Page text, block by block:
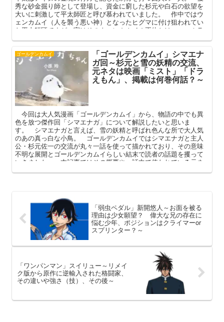
秀な砂金掘り師として登場し、資金に窮した杉元や白石の欲望を
大いに刺激して平太師匠と呼び慕われていました。 作中ではウ
ェンカムイ（人を襲う悪い神）となったヒグマに付け狙われてい
た平太師匠ですが、実はそのウェンカムイの正体とは…… ホラ
す。
ゴールデンカムイ 「ゴールデンカムイ」シマエナ
ガ回～杉元と雪の妖精の交流、
元ネタは映画「ミスト」「ドラ
えもん」、掲載は何巻何話？～
今回は大人気漫画「ゴールデンカムイ」から、物語の中でも異
色を放つ傑作回「シマエナガ」について解説したいと思いま
す。 シマエナガと言えば、雪の妖精と呼ばれ色んな所で大人気
のあの真っ白な小鳥。 ゴールデンカムイではシマエナガと主人
公・杉元佐一の交流が丸々一話を使って描かれており、その意味
不明な展開とゴールデンカムイらしい結末で読者の話題を攫って
いきました。 本記事ではその概要や、話中で使われている元ネ
「弱虫ペダル」新開悠人～お面を被る
理由は少女願望？ 偉大な兄の存在に
悩む少年、ポジションはクライマーor
スプリンター？～
「ワンパンマン」スイリュー～リメイ
ク版から原作に逆輸入された格闘家、
その違いや強さ（技）、その後～